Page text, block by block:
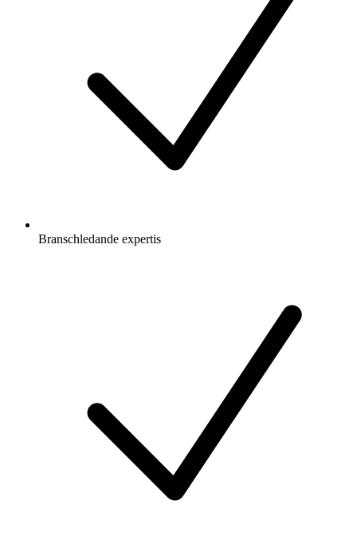
Branschledande expertis